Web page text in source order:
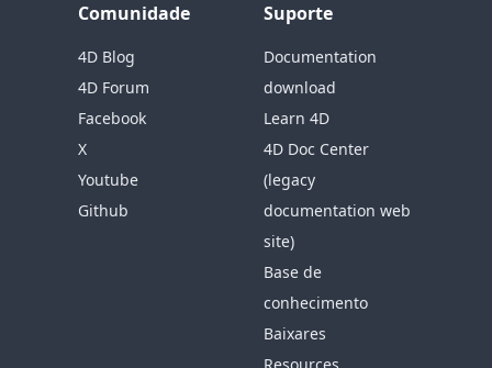
Comunidade
4D Blog
4D Forum
Facebook
X
Youtube
Github
Suporte
Documentation
download
Learn 4D
4D Doc Center
(legacy
documentation web
site)
Base de
conhecimento
Baixares